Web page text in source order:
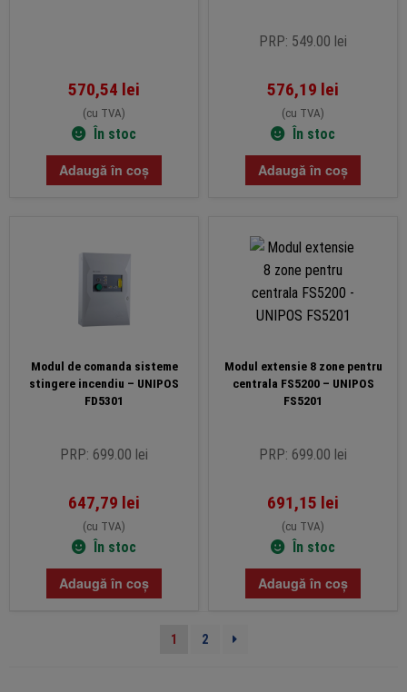
570,54 lei
(cu TVA)
În stoc
Adaugă în coș
PRP: 549.00 lei
576,19 lei
(cu TVA)
În stoc
Adaugă în coș
Modul de comanda sisteme
stingere incendiu – UNIPOS
FD5301
PRP: 699.00 lei
647,79 lei
(cu TVA)
În stoc
Adaugă în coș
Modul extensie 8 zone pentru
centrala FS5200 – UNIPOS
FS5201
PRP: 699.00 lei
691,15 lei
(cu TVA)
În stoc
Adaugă în coș
1 2